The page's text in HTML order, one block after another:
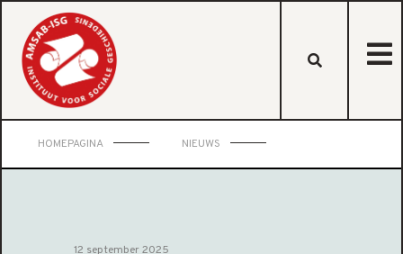
HOMEPAGINA NIEUWS
12 september 2025